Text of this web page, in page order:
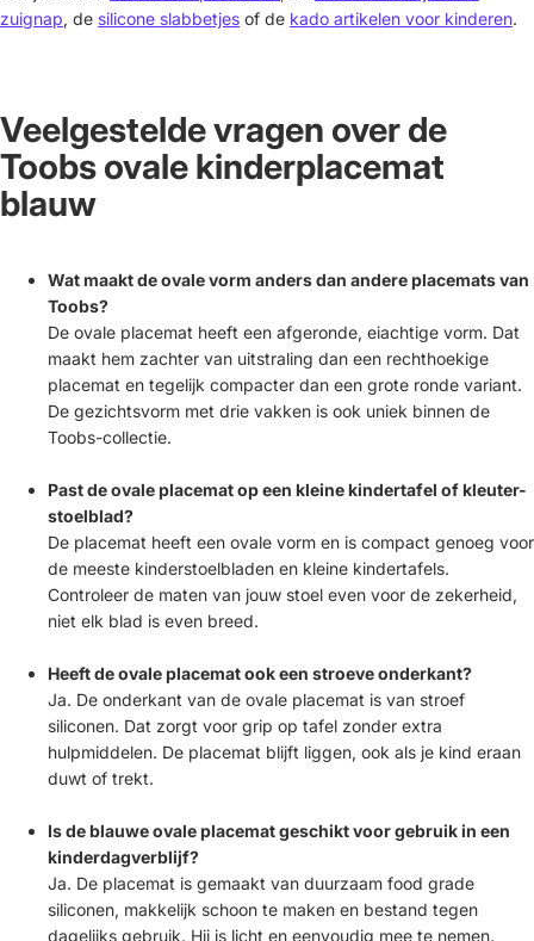
zuignap, de silicone slabbetjes of de kado artikelen voor kinderen.
Veelgestelde vragen over de
Toobs ovale kinderplacemat
blauw
Wat maakt de ovale vorm anders dan andere placemats van
Toobs?
De ovale placemat heeft een afgeronde, eiachtige vorm. Dat
maakt hem zachter van uitstraling dan een rechthoekige
placemat en tegelijk compacter dan een grote ronde variant.
De gezichtsvorm met drie vakken is ook uniek binnen de
Toobs-collectie.
Past de ovale placemat op een kleine kindertafel of kleuter-
stoelblad?
De placemat heeft een ovale vorm en is compact genoeg voor
de meeste kinderstoelbladen en kleine kindertafels.
Controleer de maten van jouw stoel even voor de zekerheid,
niet elk blad is even breed.
Heeft de ovale placemat ook een stroeve onderkant?
Ja. De onderkant van de ovale placemat is van stroef
siliconen. Dat zorgt voor grip op tafel zonder extra
hulpmiddelen. De placemat blijft liggen, ook als je kind eraan
duwt of trekt.
Is de blauwe ovale placemat geschikt voor gebruik in een
kinderdagverblijf?
Ja. De placemat is gemaakt van duurzaam food grade
siliconen, makkelijk schoon te maken en bestand tegen
dagelijks gebruik. Hij is licht en eenvoudig mee te nemen.